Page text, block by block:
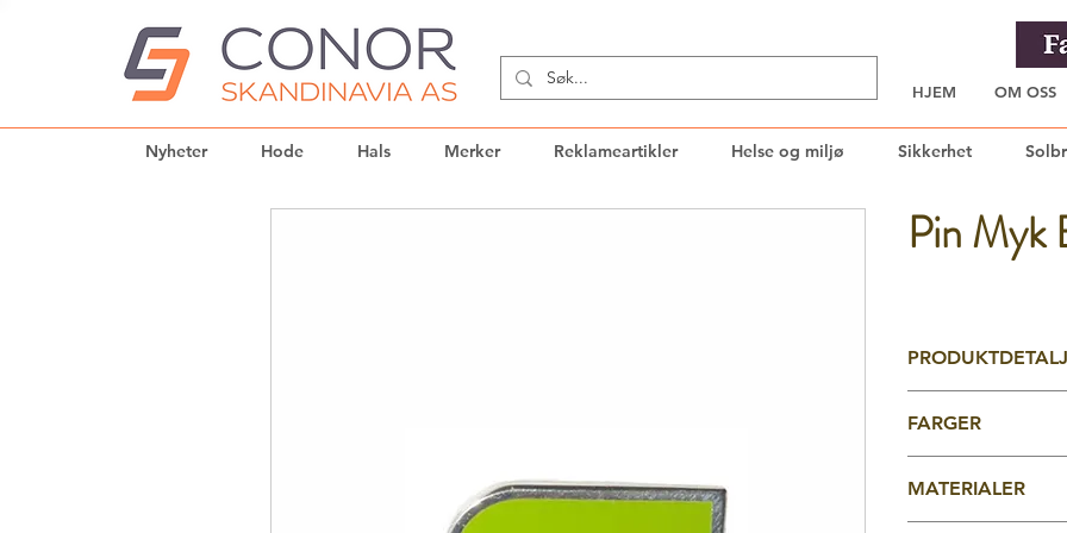
HJEM OM OSS
Nyheter Hode Hals Merker Reklameartikler Helse og miljø Sikkerhet
Pin Myk
Myk emalje er den
Lages i
Flat modell er uten
høydenivåer
Lages i både gull,
FARGER
metallfargen fra
MATERIALER